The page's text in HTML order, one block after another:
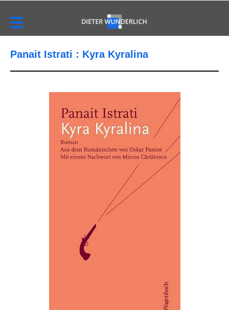
Panait Istrati : Kyra Kyralina